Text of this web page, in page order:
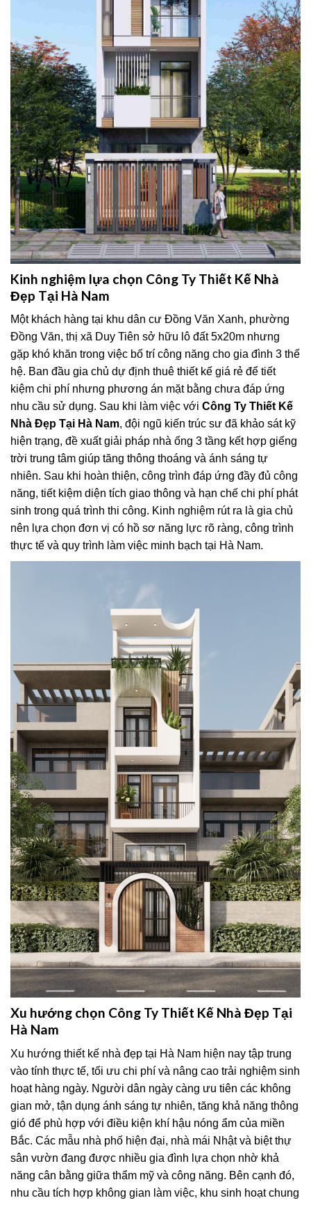
Kinh nghiệm lựa chọn Công Ty Thiết Kế Nhà
Đẹp Tại Hà Nam
Một khách hàng tại khu dân cư Đồng Văn Xanh, phường
Đồng Văn, thị xã Duy Tiên sở hữu lô đất 5x20m nhưng
gặp khó khăn trong việc bố trí công năng cho gia đình 3 thế
hệ. Ban đầu gia chủ dự định thuê thiết kế giá rẻ để tiết
kiệm chi phí nhưng phương án mặt bằng chưa đáp ứng
nhu cầu sử dụng. Sau khi làm việc với Công Ty Thiết Kế
Nhà Đẹp Tại Hà Nam, đội ngũ kiến trúc sư đã khảo sát kỹ
hiện trạng, đề xuất giải pháp nhà ống 3 tầng kết hợp giếng
trời trung tâm giúp tăng thông thoáng và ánh sáng tự
nhiên. Sau khi hoàn thiện, công trình đáp ứng đầy đủ công
năng, tiết kiệm diện tích giao thông và hạn chế chi phí phát
sinh trong quá trình thi công. Kinh nghiệm rút ra là gia chủ
nên lựa chọn đơn vị có hồ sơ năng lực rõ ràng, công trình
thực tế và quy trình làm việc minh bạch tại Hà Nam.
Xu hướng chọn Công Ty Thiết Kế Nhà Đẹp Tại
Hà Nam
Xu hướng thiết kế nhà đẹp tại Hà Nam hiện nay tập trung
vào tính thực tế, tối ưu chi phí và nâng cao trải nghiệm sinh
hoạt hàng ngày. Người dân ngày càng ưu tiên các không
gian mở, tận dụng ánh sáng tự nhiên, tăng khả năng thông
gió để phù hợp với điều kiện khí hậu nóng ẩm của miền
Bắc. Các mẫu nhà phố hiện đại, nhà mái Nhật và biệt thự
sân vườn đang được nhiều gia đình lựa chọn nhờ khả
năng cân bằng giữa thẩm mỹ và công năng. Bên cạnh đó,
nhu cầu tích hợp không gian làm việc, khu sinh hoạt chung